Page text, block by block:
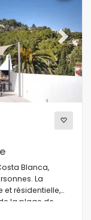
Next
Blanca,
La
et résidentielle,
la plage de